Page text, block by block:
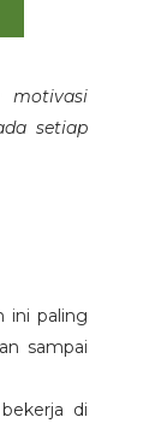
motivasi
setiap
ini paling
sampai
di